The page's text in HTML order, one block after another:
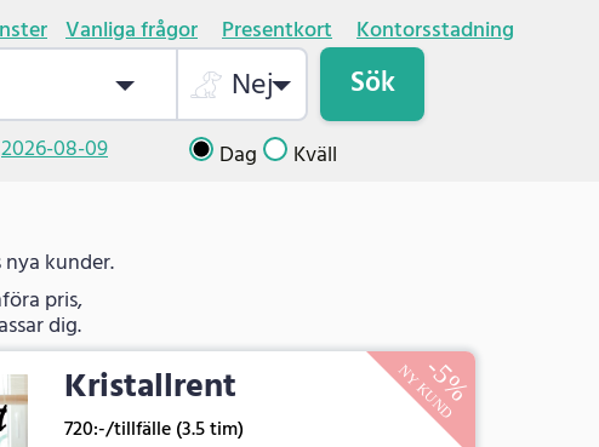
Vanliga frågor Presentkort Kontorsstadning
Nej Sök
2026-08-09 Dag Kväll
kunder.
pris,
dig.
Kristallrent
720:-/tillfälle (3.5 tim)